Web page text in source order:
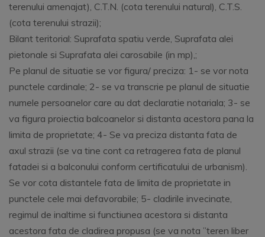
terenului amenajat), C.T.N. (cota terenului natural), C.T.S.
(cota terenului strazii);
Bilant teritorial: Suprafata spatiu verde, Suprafata alei
pietonale si Suprafata alei carosabile (in mp),;
Pe planul de situatie se vor figura/ preciza: 1- se vor nota
punctele cardinale; 2- se va transcrie pe planul de situatie
numele persoanelor care au dat declaratie notariala; 3- se
va figura proiectia balcoanelor si distanta acestora pana la
limita de proprietate; 4- Se va preciza distanta fata de
axul strazii (se va tine cont ca retragerea fata de planul
fatadei si a balconului conform certificatului de urbanism).
Se vor cota distantele fata de limita de proprietate in
punctele cele mai defavorabile; 5- cladirile invecinate,
regimul de inaltime si functiunea acestora si distanta
acestora fata de cladirea propusa (se va nota ”teren liber